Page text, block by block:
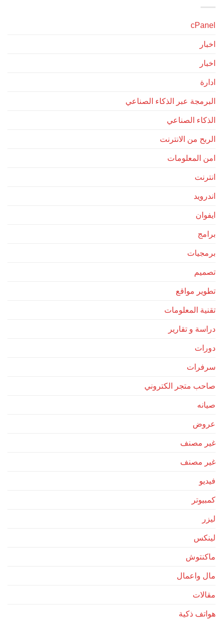
cPanel
اخبار
اخبار
ادارة
البرمجة عبر الذكاء الصناعي
الذكاء الصناعي
الربح من الانترنت
امن المعلومات
انترنت
اندرويد
ايفوان
برامج
برمجيات
تصميم
تطوير مواقع
تقنية المعلومات
دراسة و تقارير
دورات
سرفرات
صاحب متجر الكتروني
صيانه
عروض
غير مصنف
غير مصنف
فيديو
كمبيوتر
ليزر
لينكس
ماكنتوش
مال واعمال
مقالات
هواتف ذكية